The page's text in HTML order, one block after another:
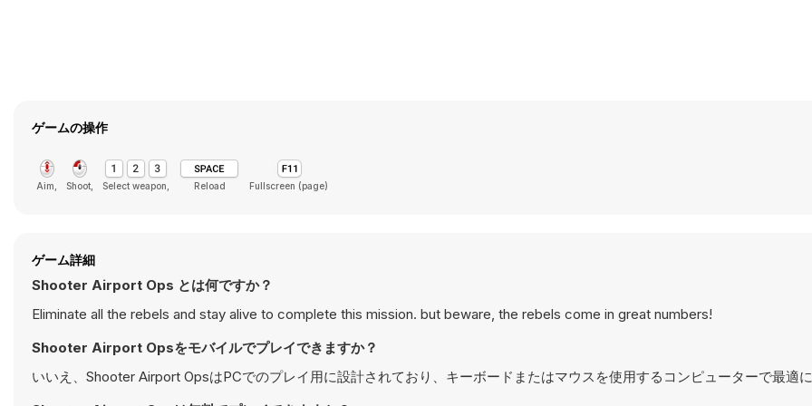
ゲームの操作
Aim, Shoot, Select weapon, Reload Fullscreen (page)
ゲーム詳細
Shooter Airport Ops とは何ですか？
Eliminate all the rebels and stay alive to complete this mission. but beware, the rebels come in great numbers!
Shooter Airport Opsをモバイルでプレイできますか？
いいえ、Shooter Airport OpsはPCでのプレイ用に設計されており、キーボードまたはマウスを使用するコンピューターで最適に